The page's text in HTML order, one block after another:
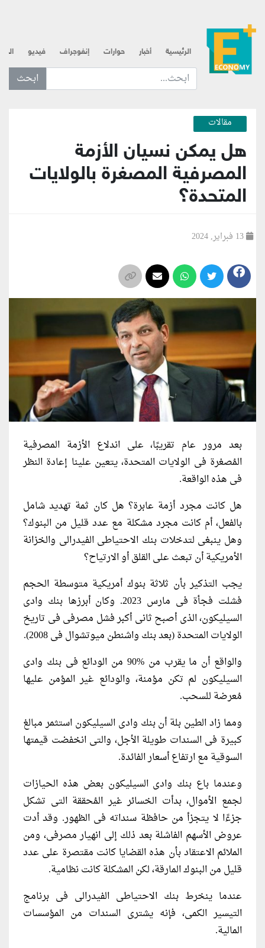
الرئيسية أخبار حوارات إنفوجراف فيديو
ابحث عن... :
مقالات
هل يمكن نسيان الأزمة
المصرفية المصغرة بالولايات
المتحدة؟
بعد مرور عام تقريبًا، على اندلاع الأزمة المصرفية
المُصغرة فى الولايات المتحدة، يتعين علينا إعادة النظر
فى هذه الواقعة.
هل كانت مجرد أزمة عابرة؟ هل كان ثمة تهديد شامل
بالفعل، أم كانت مجرد مشكلة مع عدد قليل من البنوك؟
وهل ينبغى لتدخلات بنك الاحتياطى الفيدرالى والخزانة
الأمريكية أن تبعث على القلق أو الارتياح؟
يجب التذكير بأن ثلاثة بنوك أمريكية متوسطة الحجم
فشلت فجأة فى مارس 2023. وكان أبرزها بنك وادى
السيليكون، الذى أصبح ثانى أكبر فشل مصرفى فى تاريخ
الولايات المتحدة (بعد بنك واشنطن ميوتشوال فى 2008).
والواقع أن ما يقرب من %90 من الودائع فى بنك وادى
السيليكون لم تكن مؤمنة، والودائع غير المؤمن عليها
مُعرضة للسحب.
ومما زاد الطين بلة أن بنك وادى السيليكون استثمر مبالغ
كبيرة فى السندات طويلة الأجل، والتى انخفضت قيمتها
السوقية مع ارتفاع أسعار الفائدة.
وعندما باع بنك وادى السيليكون بعض هذه الحيازات
لجمع الأموال، بدأت الخسائر غير المُحققة التى تشكل
جزءًا لا يتجزأ من حافظة سنداته فى الظهور. وقد أدت
عروض الأسهم الفاشلة بعد ذلك إلى انهيار مصرفى، ومن
الملائم الاعتقاد بأن هذه القضايا كانت مقتصرة على عدد
قليل من البنوك المارقة، لكن المشكلة كانت نظامية.
عندما ينخرط بنك الاحتياطى الفيدرالى فى برنامج
التيسير الكمى، فإنه يشترى السندات من المؤسسات
المالية.